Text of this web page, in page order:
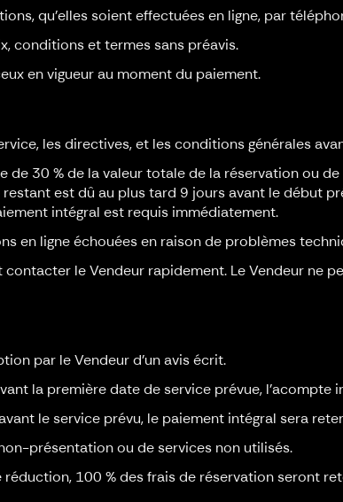
qu'elles soient effectuées en ligne, par
conditions et termes sans préavis.
en vigueur au moment du paiement.
les directives, et les conditions générales
de 30 % de la valeur totale de la réservation ou
est dû au plus tard 9 jours avant le début
intégral est requis immédiatement.
en ligne échouées en raison de problèmes
le Vendeur rapidement. Le Vendeur ne
par le Vendeur d’un avis écrit.
la première date de service prévue,
le service prévu, le paiement intégral sera
présentation ou de services non utilisés.
100 % des frais de réservation seront